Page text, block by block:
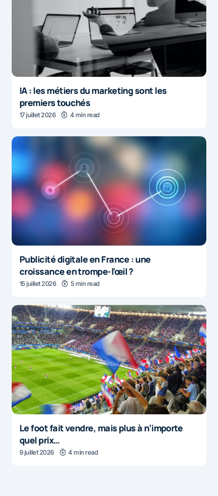
IA : les métiers du marketing sont les
premiers touchés
17 juillet 2026 4 min read
Publicité digitale en France : une
croissance en trompe-l’œil ?
15 juillet 2026 5 min read
Le foot fait vendre, mais plus à n’importe
quel prix…
9 juillet 2026 4 min read